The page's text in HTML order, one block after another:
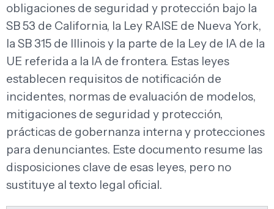
obligaciones de seguridad y protección bajo la
SB 53 de California, la Ley RAISE de Nueva York,
la SB 315 de Illinois y la parte de la Ley de IA de la
UE referida a la IA de frontera. Estas leyes
establecen requisitos de notificación de
incidentes, normas de evaluación de modelos,
mitigaciones de seguridad y protección,
prácticas de gobernanza interna y protecciones
para denunciantes. Este documento resume las
disposiciones clave de esas leyes, pero no
sustituye al texto legal oficial.